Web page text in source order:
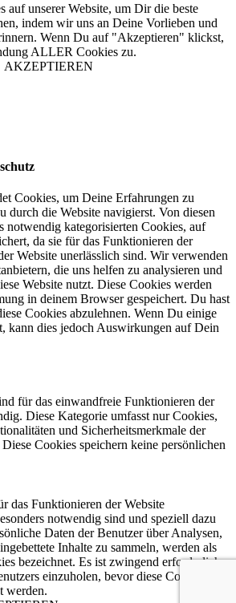
auf unserer Website, um Dir die beste
indem wir uns an Deine Vorlieben und
Wenn Du auf "Akzeptieren" klickst,
ALLER Cookies zu.
AKZEPTIEREN
Cookies, um Deine Erfahrungen zu
durch die Website navigierst. Von diesen
notwendig kategorisierten Cookies, auf
da sie für das Funktionieren der
Website unerlässlich sind. Wir verwenden
die uns helfen zu analysieren und
Website nutzt. Diese Cookies werden
in deinem Browser gespeichert. Du hast
Cookies abzulehnen. Wenn Du einige
kann dies jedoch Auswirkungen auf Dein
für das einwandfreie Funktionieren der
Diese Kategorie umfasst nur Cookies,
und Sicherheitsmerkmale der
Cookies speichern keine persönlichen
das Funktionieren der Website
notwendig sind und speziell dazu
Daten der Benutzer über Analysen,
Inhalte zu sammeln, werden als
bezeichnet. Es ist zwingend erforderlich,
einzuholen, bevor diese Cookies auf
werden.